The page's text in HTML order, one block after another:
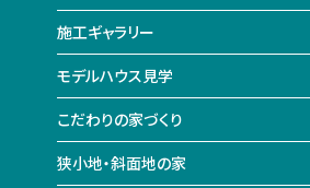
施工ギャラリー
モデルハウス見学
こだわりの家づくり
狭小地・斜面地の家